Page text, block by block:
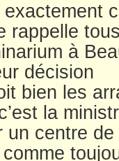
exactement
rappelle
à
décision
bien les
la
un centre